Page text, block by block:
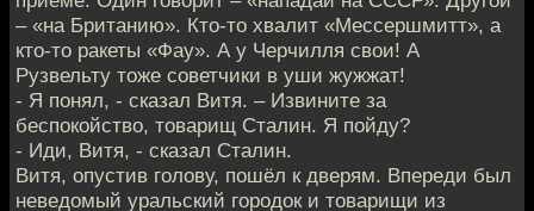
– «на Британию». Кто-то хвалит «Мессершмитт», а
кто-то ракеты «Фау». А у Черчилля свои! А
Рузвельту тоже советчики в уши жужжат!
- Я понял, - сказал Витя. – Извините за
беспокойство, товарищ Сталин. Я пойду?
- Иди, Витя, - сказал Сталин.
Витя, опустив голову, пошёл к дверям. Впереди был
неведомый уральский городок и товарищи из